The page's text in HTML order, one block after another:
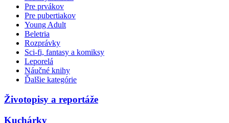
Pre prvákov
Pre pubertiakov
Young Adult
Beletria
Rozprávky
Sci-fi, fantasy a komiksy
Leporelá
Náučné knihy
Ďalšie kategórie
Životopisy a reportáže
Kuchárky